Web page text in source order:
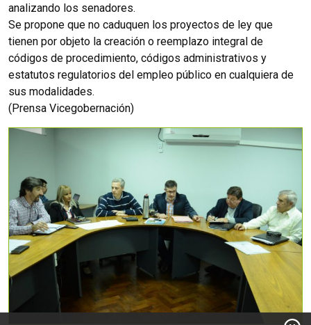
analizando los senadores.
Se propone que no caduquen los proyectos de ley que
tienen por objeto la creación o reemplazo integral de
códigos de procedimiento, códigos administrativos y
estatutos regulatorios del empleo público en cualquiera de
sus modalidades.
(Prensa Vicegobernación)